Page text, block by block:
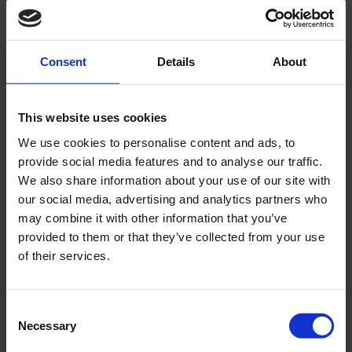
Consent Details About
This website uses cookies
We use cookies to personalise content and ads, to
provide social media features and to analyse our traffic.
We also share information about your use of our site with
our social media, advertising and analytics partners who
may combine it with other information that you’ve
provided to them or that they’ve collected from your use
of their services.
Necessary
ANDRA KÖPTE ÄVEN
Ljuddämpare Puch
07-45-501
1 095
CY02180